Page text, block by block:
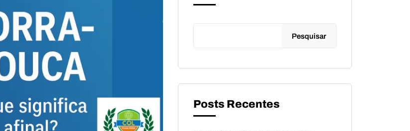
Pesquisar
Posts Recentes